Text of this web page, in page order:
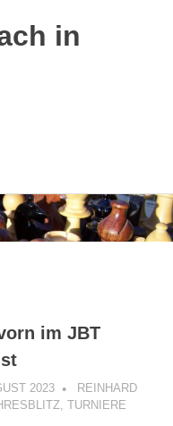
in
im JBT
2023
REINHARD
TURNIERE